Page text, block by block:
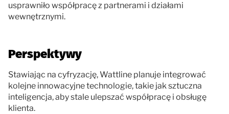
usprawniło współpracę z partnerami i działami
wewnętrznymi.
Perspektywy
Stawiając na cyfryzację, Wattline planuje integrować
kolejne innowacyjne technologie, takie jak sztuczna
inteligencja, aby stale ulepszać współpracę i obsługę
klienta.